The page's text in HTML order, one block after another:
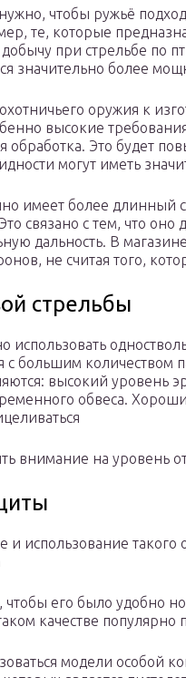
чтобы ружьё
те, которые
при стрельбе по
значительно более
оружия к
высокие
обработка. Это будет
могут иметь
имеет более длинный
связано с тем, что
дальность. В
не считая того,
стрельбы
использовать
с большим
высокий уровень
обвеса.
внимание на уровень
использование
его было удобно
качестве
модели особой